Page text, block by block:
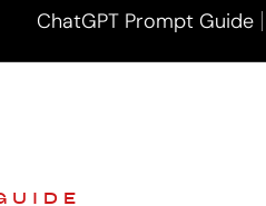
ChatGPT Prompt Guide